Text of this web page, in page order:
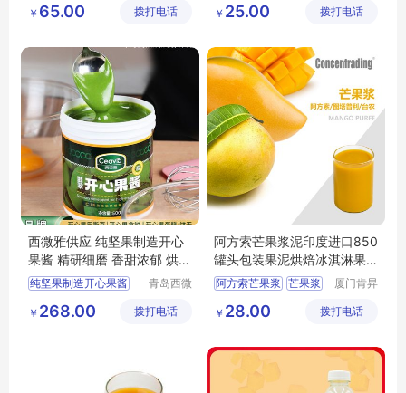
限公司
￥ 65.00 拨打电话
西柚果汁 果汁原料
限公司
￥ 25.00 拨打电话
西微雅供应 纯坚果制造开心
果酱 精研细磨 香甜浓郁 烘焙
果 酱原料
纯坚果制造开心果酱
烘焙果酱原料
青岛西微
限公司
￥ 268.00 拨打电话
阿方索芒果浆泥印度进口850
罐头包装果泥烘焙冰淇淋果
酱原料批发
阿方索芒果浆 芒果浆
果酱原料
厦门肯昇
限公司
￥ 28.00 拨打电话